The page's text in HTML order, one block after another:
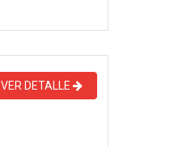
VER DETALLE